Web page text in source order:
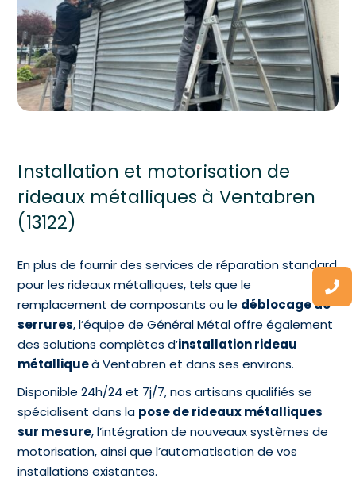
Installation et motorisation de
rideaux métalliques à Ventabren
(13122)
En plus de fournir des services de réparation standard
pour les rideaux métalliques, tels que le
remplacement de composants ou le déblocage de
serrures, l’équipe de Général Métal offre également
des solutions complètes d’installation rideau
métalliqueà Ventabren et dans ses environs.
Disponible 24h/24 et 7j/7, nos artisans qualifiés se
spécialisent dans la pose de rideaux métalliques
sur mesure, l’intégration de nouveaux systèmes de
motorisation, ainsi que l’automatisation de vos
installations existantes.